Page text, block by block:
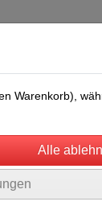
Warenkorb),